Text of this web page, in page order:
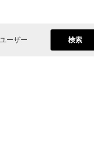
ユーザー 検索